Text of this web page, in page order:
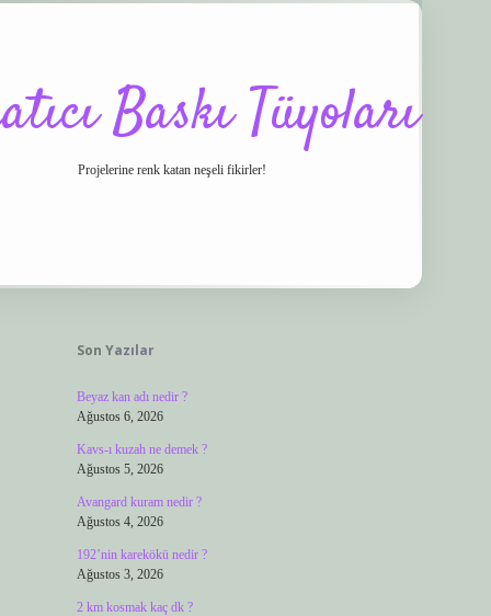
Baskı Tüyoları
Projelerine renk katan neşeli fikirler!
Son Yazılar
Beyaz kan adı nedir ?
Ağustos 6, 2026
Kavs-ı kuzah ne demek ?
Ağustos 5, 2026
Avangard kuram nedir ?
Ağustos 4, 2026
192’nin karekökü nedir ?
Ağustos 3, 2026
2 km kosmak kaç dk ?